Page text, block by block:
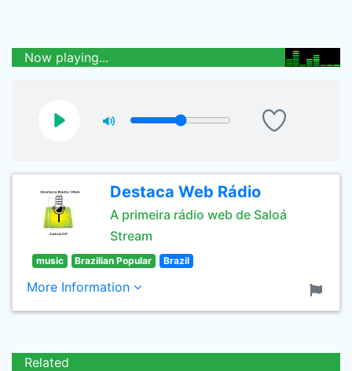
Now playing...
Destaca Web Rádio
A primeira rádio web de Saloá
Stream
music Brazilian Popular Brazil
More Information
Related